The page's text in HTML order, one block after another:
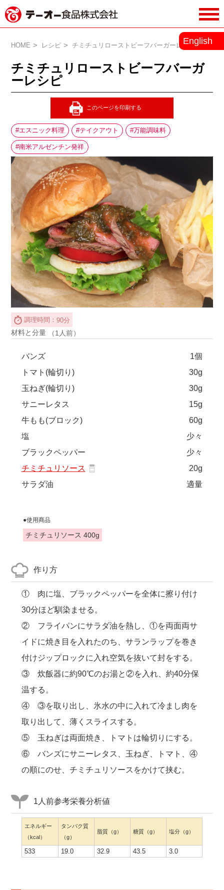
ー食品株式会社
English
HOME レシピ チミチュリローストビーフバーガーレシピ
チミチュリローストビーフバーガ
ーレシピ
エスニック料理 テイクアウト 万能調味料
南米アルゼンチン発祥
調理時間：90分
材料と分量 （1人前）
バンズ
1個
トマト(輪切り)
30g
玉ねぎ(輪切り)
30g
サニーレタス
15g
牛もも(ブロック)
60g
塩
少々
ブラックペッパー
少々
チミチュリソース
20g
サラダ油
適量
●使用商品
チミチュリソース 400g
作り方
① 肉に塩、ブラックペッパーを全体に擦り付け
30分ほど馴染ませる。
② フライパンにサラダ油を熱し、①を両面両サ
イドに焼き目を入れたのち、サランラップを巻き
付けジップロックに入れ空気を抜いて封をする。
③ 炊飯器に約90℃のお湯と②を入れ、約40分保
温する。
④ ③を取り出し、氷水の中に入れて冷まし肉を
取り出して、薄くスライスする。
⑤ 玉ねぎは両面焼き、トマトは輪切りにする。
⑥ バンズにサニーレタス、玉ねぎ、トマト、④
の順にのせ、チミチュリソースをかけて挟む。
1人前参考栄養分析値
エネルギー
（kcal）
タンパク質
（g）
脂質（g） 糖質（g） 塩分（g）
533 19.0 32.9 43.5 3.0